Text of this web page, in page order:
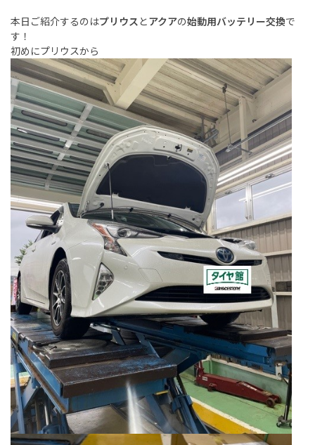
本日ご紹介するのはプリウス とアクアの始動用バッテリー交換で
す！
初めにプリウスから